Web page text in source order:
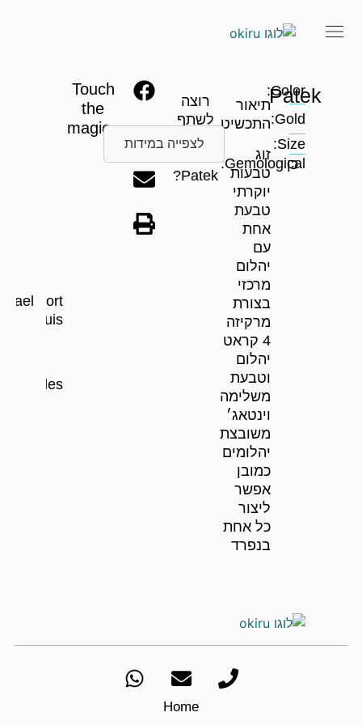
Patek
Color:
Gold:
Size:
לצפייה במידות
Gemological:
כן
תיאור
התכשיט
זוג
טבעות
יוקרתי
טבעת
אחת
עם
יהלום
מרכזי
בצורת
מרקיזה
4 קראט
יהלום
וטבעת
משלימה
וינטאג׳
משובצת
יהלומים
כמובן
אפשר
ליצור
כל אחת
בנפרד
רוצה
לשתף
את
Patek?
Touch
the
magic…
Port
Louis
Rhodes
Home